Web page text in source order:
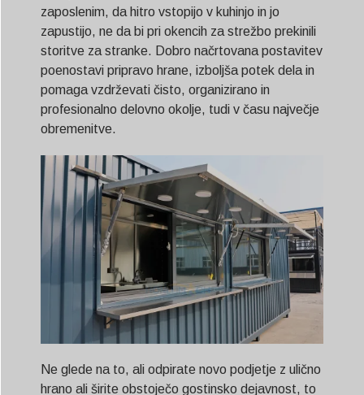
zaposlenim, da hitro vstopijo v kuhinjo in jo
zapustijo, ne da bi pri okencih za strežbo prekinili
storitve za stranke. Dobro načrtovana postavitev
poenostavi pripravo hrane, izboljša potek dela in
pomaga vzdrževati čisto, organizirano in
profesionalno delovno okolje, tudi v času največje
obremenitve.
Ne glede na to, ali odpirate novo podjetje z ulično
hrano ali širite obstoječo gostinsko dejavnost, to